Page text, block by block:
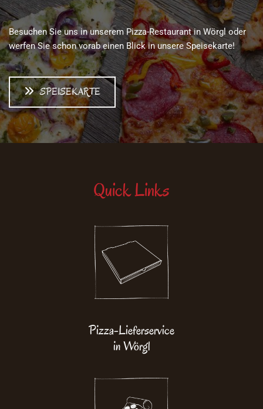
Besuchen Sie uns in unserem Pizza-Restaurant in Wörgl oder
werfen Sie schon vorab einen Blick in unsere Speisekarte!
SPEISEKARTE
Quick Links
Pizza-Lieferservice
in Wörgl